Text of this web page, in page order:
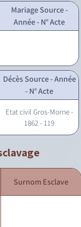
Mariage Source -
Année - N° Acte
Décès Source - Année
- N° Acte
Etat civil Gros-Morne -
1862 - 119
Surnom Esclave